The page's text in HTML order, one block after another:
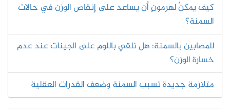
كيف يمكنُ لهرمونٍ أن يساعد على إنقاص الوزن في حالات
السمنة؟
للمصابين بالسمنة: هل نلقي باللوم على الجينات عند عدم
خسارة الوزن؟
متلازمة جديدة تسبب السمنة وضعف القدرات العقلية